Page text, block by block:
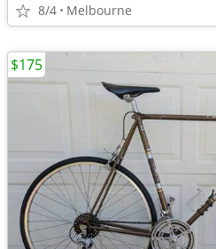
8/4 Melbourne
$175